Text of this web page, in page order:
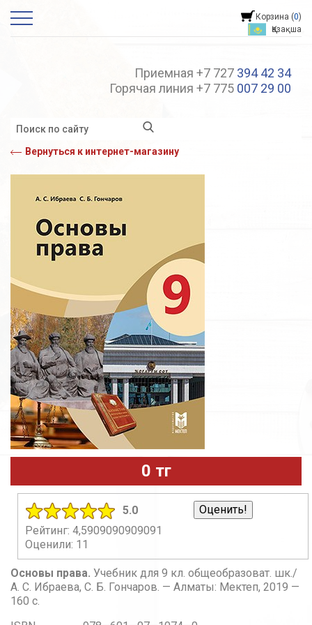
Корзина (0)
Қазақша
Приемная +7 727 394 42 34
Горячая линия +7 775 007 29 00
Вернуться к интернет-магазину
0 тг
5.0
Рейтинг: 4,5909090909091
Оценили: 11
Основы права. Учебник для 9 кл. общеобразоват. шк./
А. С. Ибраева, С. Б. Гончаров. — Алматы: Мектеп, 2019 —
160 с.